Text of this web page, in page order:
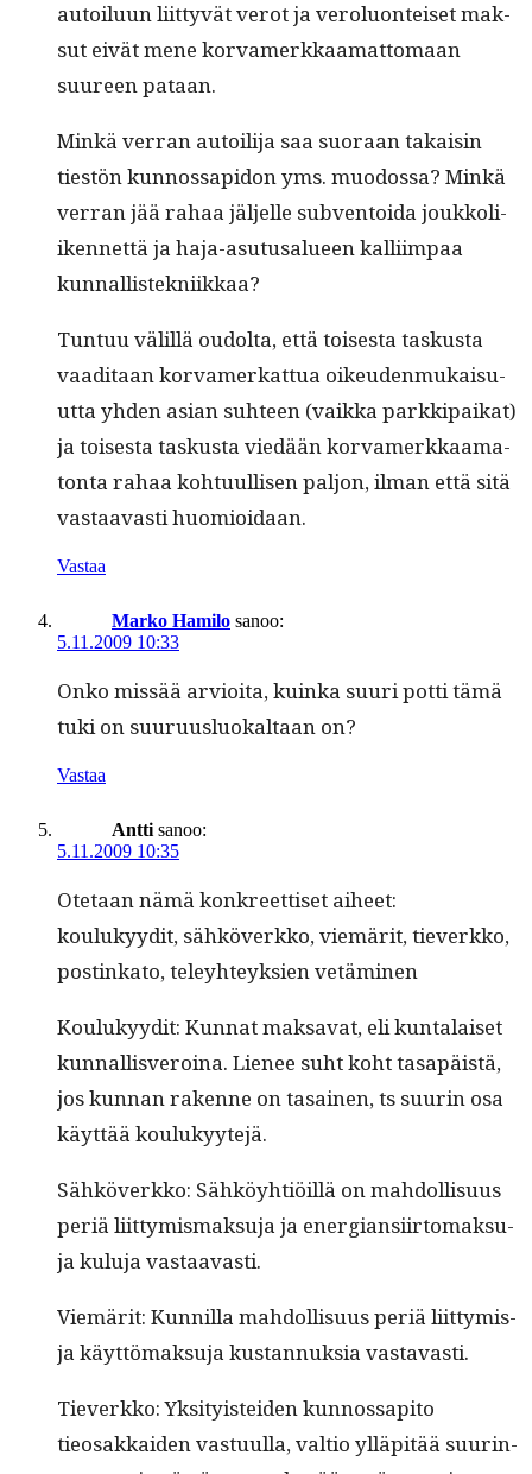
autoilu­un liit­tyvät verot ja verolu­on­teiset mak­
sut eivät mene kor­vamerkkaa­mat­tomaan
suureen pataan.
Minkä ver­ran autoil­i­ja saa suo­raan takaisin
tiestön kun­nos­s­api­don yms. muo­dos­sa? Minkä
ver­ran jää rahaa jäl­jelle sub­ven­toi­da joukkoli­
iken­net­tä ja haja-asu­tusalueen kalli­im­paa
kunnallistekniikkaa?
Tun­tuu välil­lä oudol­ta, että tois­es­ta taskus­ta
vaa­di­taan kor­vamerkat­tua oikeu­den­mukaisu­
ut­ta yhden asian suh­teen (vaik­ka parkkipaikat)
ja tois­es­ta taskus­ta viedään kor­vamerkkaam­a­
ton­ta rahaa kohtu­ullisen paljon, ilman että sitä
vas­taavasti huomioidaan.
Vastaa
Marko Hamilo sanoo:
5.11.2009 10:33
Onko mis­sää arvioi­ta, kuin­ka suuri pot­ti tämä
tuki on suu­ru­us­lu­okaltaan on?
Vastaa
Antti sanoo:
5.11.2009 10:35
Ote­taan nämä konkreet­tiset aiheet:
koulukyy­dit, sähköverkko, viemärit, tiev­erkko,
postinka­to, teley­hteyk­sien vetäminen
Koulukyy­dit: Kun­nat mak­sa­vat, eli kun­ta­laiset
kun­nal­lisveroina. Lie­nee suht koht tas­apäistä,
jos kun­nan rakenne on tasainen, ts suurin osa
käyt­tää koulukyytejä.
Sähköverkko: Sähköy­htiöil­lä on mah­dol­lisu­us
per­iä liit­tymis­mak­su­ja ja ener­gian­si­ir­tomak­su­
ja kulu­ja vastaavasti.
Viemärit: Kun­nil­la mah­dol­lisu­us per­iä liit­tymis-
ja käyt­tö­mak­su­ja kus­tan­nuk­sia vastavasti.
Tiev­erkko: Yksi­ty­is­tei­den kun­nos­s­api­to
tieosakkaiden vas­tu­ul­la, val­tio ylläpitää suur­in­